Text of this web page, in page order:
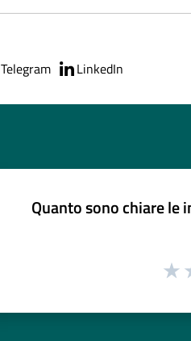
Telegram LinkedIn
Quanto sono chiare le